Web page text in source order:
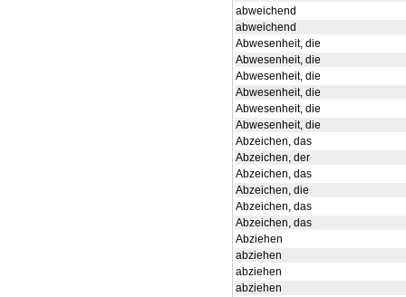
abweichend
abweichend
Abwesenheit, die
Abwesenheit, die
Abwesenheit, die
Abwesenheit, die
Abwesenheit, die
Abwesenheit, die
Abzeichen, das
Abzeichen, der
Abzeichen, das
Abzeichen, die
Abzeichen, das
Abzeichen, das
Abziehen
abziehen
abziehen
abziehen